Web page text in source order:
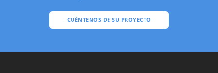
CUÉNTENOS DE SU PROYECTO